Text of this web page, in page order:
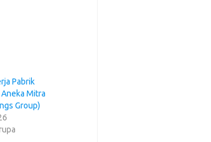
Pabrik
Mitra
Group)